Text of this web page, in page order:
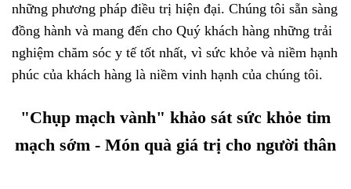
những phương pháp điều trị hiện đại. Chúng tôi sẵn sàng
đồng hành và mang đến cho Quý khách hàng những trải
nghiệm chăm sóc y tế tốt nhất, vì sức khỏe và niềm hạnh
phúc của khách hàng là niềm vinh hạnh của chúng tôi.
"Chụp mạch vành" khảo sát sức khỏe tim
mạch sớm - Món quà giá trị cho người thân